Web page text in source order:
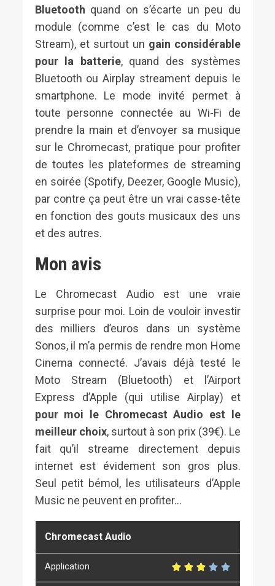
Bluetooth quand on s’écarte un peu du
module (comme c’est le cas du Moto
Stream), et surtout un gain considérable
pour la batterie, quand des systèmes
Bluetooth ou Airplay streament depuis le
smartphone. Le mode invité permet à
toute personne connectée au Wi-Fi de
prendre la main et d’envoyer sa musique
sur le Chromecast, pratique pour profiter
de toutes les plateformes de streaming
en soirée (Spotify, Deezer, Google Music),
par contre ça peut être un vrai casse-tête
en fonction des gouts musicaux des uns
et des autres.
Mon avis
Le Chromecast Audio est une vraie
surprise pour moi. Loin de vouloir investir
des milliers d’euros dans un système
Sonos, il m’a permis de rendre mon Home
Cinema connecté. J’avais déjà testé le
Moto Stream (Bluetooth) et l’Airport
Express d’Apple (qui utilise Airplay) et
pour moi le Chromecast Audio est le
meilleur choix, surtout à son prix (39€). Le
fait qu’il streame directement depuis
internet est évidement son gros plus.
Seul petit bémol, les utilisateurs d’Apple
Music ne peuvent en profiter…
Chromecast Audio
Application